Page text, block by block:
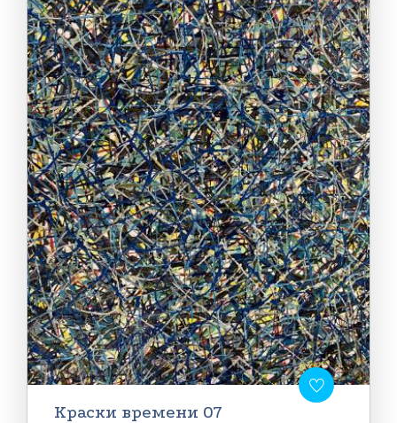
Краски времени 07